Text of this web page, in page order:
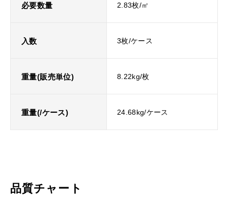
必要数量 2.83枚/㎡
入数 3枚/ケース
重量(販売単位) 8.22kg/枚
重量(/ケース) 24.68kg/ケース
品質チャート